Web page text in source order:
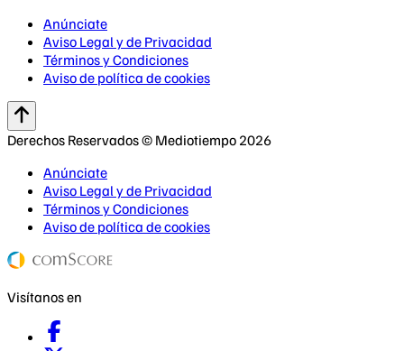
Anúnciate
Aviso Legal y de Privacidad
Términos y Condiciones
Aviso de política de cookies
Derechos Reservados © Mediotiempo 2026
Anúnciate
Aviso Legal y de Privacidad
Términos y Condiciones
Aviso de política de cookies
Visítanos en